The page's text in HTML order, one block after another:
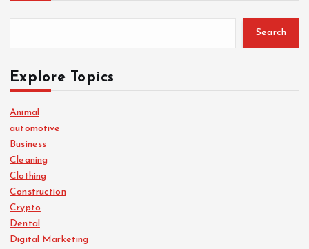
Search
Explore Topics
Animal
automotive
Business
Cleaning
Clothing
Construction
Crypto
Dental
Digital Marketing